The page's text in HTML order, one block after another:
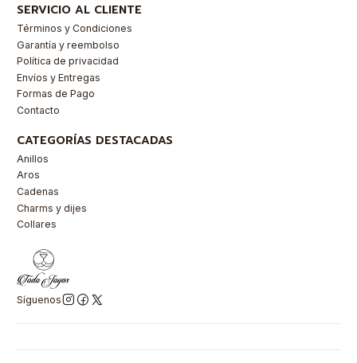
SERVICIO AL CLIENTE
Términos y Condiciones
Garantía y reembolso
Política de privacidad
Envíos y Entregas
Formas de Pago
Contacto
CATEGORÍAS DESTACADAS
Anillos
Aros
Cadenas
Charms y dijes
Collares
Síguenos